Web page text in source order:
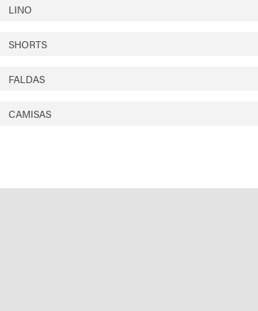
LINO
SHORTS
FALDAS
CAMISAS